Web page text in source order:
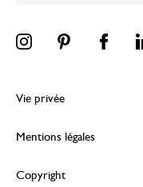
Vie privée
Mentions légales
Copyright